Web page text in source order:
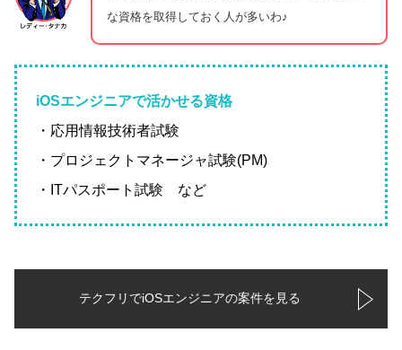
な資格を取得しておく人が多いわ♪
iOSエンジニアで活かせる資格
・応用情報技術者試験
・プロジェクトマネージャ試験(PM)
・ITパスポート試験 など
テクフリでiOSエンジニアの案件を見る